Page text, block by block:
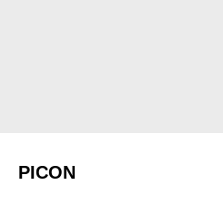
PICON